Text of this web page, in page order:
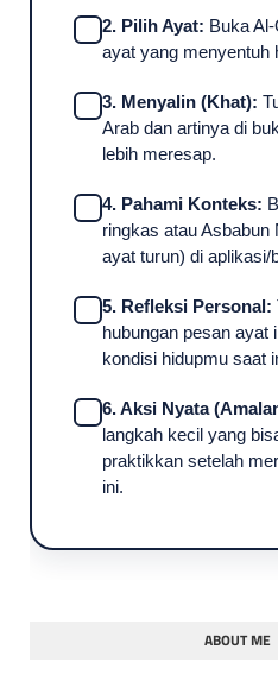
2. Pilih Ayat: Buka
ayat yang menyentuh
3. Menyalin (Khat):
Arab dan artinya di
lebih meresap.
4. Pahami Konteks:
ringkas atau Asbabun
ayat turun) di aplikasi/
5. Refleksi Personal:
hubungan pesan ayat
kondisi hidupmu saat
6. Aksi Nyata
langkah kecil yang
praktikkan setelah
ini.
ABOUT ME